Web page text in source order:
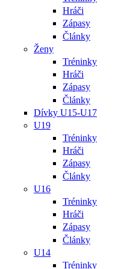
Hráči
Zápasy
Články
Ženy
Tréninky
Hráči
Zápasy
Články
Dívky U15-U17
U19
Tréninky
Hráči
Zápasy
Články
U16
Tréninky
Hráči
Zápasy
Články
U14
Tréninky